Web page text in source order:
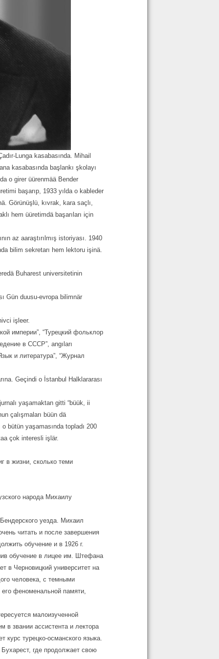
Lunga kasabasında. Mihail
kasabasında başlankı şkolayı
o girer üürenmää Bender
başarıp, 1933 yılda o kableder
Görünüşlü, kıvrak, kara saçlı,
hem üüretimdä başarıları için
az aaraştırılmış istoriyası. 1940
bilim sekretarı hem lektoru işinä.
Buharest universitetinin
Gün duusu-evropa bilimnär
işleer.
империи”, “Турецкий фольклор
в СССР”, angıları
и литература”, “Журнал
Geçindi o İstanbul Halklararası
yaşamaktan gitti “büük, ii
çalışmaları büün dä
bütün yaşamasında topladı 200
çok interesli işlär.
в жизни, сколько теми
народа Михаилу
уезда. Михаил
читать и после завершения
обучение и в 1926 г.
обучение в лицее им. Штефана
в Черновицкий университет на
человека, с темными
феноменальной памяти,
малоизученной
в звании ассистента и лектора
курс турецко-османского языка.
где продолжает свою